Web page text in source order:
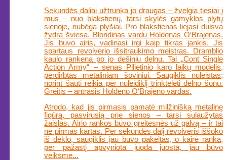
Sekundės daliai užtrunka jo draugas – žvelgia tiesiai į
mus – nuo blakstienų, tarsi skylės gamyklos plytų
sienoje, nubėga plyšiai. Pro blakstienas liejasi dulsva
žydra šviesa. Blondinas vardu Holdenas O‘Brajenas.
Jis buvo airis, vadinasi irgi kaip tikras jankis. Jis
spartaus revolverio išsitraukimo meistras. Dramblio
kaulo rankena po jo dešiniu delnu. Tai „Cont Single
Action Army“ – senas Pilietinio karo laikų modelis,
perdirbtas metaliniam šoviniui. Saugiklis nuleistas;
norint šauti reikia per nuleidiklį trinktelėti delno šonu.
Greitis – antrasis Holdeno O‘Brajeno vardas.
Atrodo, kad jis pirmasis pamatė milžinišką metalinę
figūrą, pasvirusią prie sienos – tarsi sulaužytas
žaislas. Airio rankos buvo greitesnės už galvą – ir tai
ne pirmas kartas. Per sekundės dalį revolveris iššoko
iš dėklo, saugiklis jau buvo pakeltas, o kairė ranka,
per pažastį apvyniota juoda juosta, jau buvo
veiksme...